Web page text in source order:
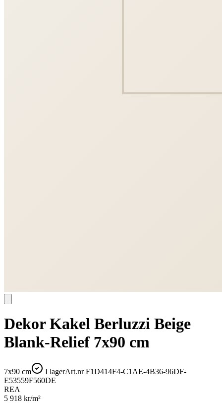
Dekor Kakel Berluzzi Beige
Blank-Relief 7x90 cm
7x90 cm I lagerArt.nrF1D414F4-C1AE-4B36-96DF-
E53559F560DE
REA
5 918 kr/m²